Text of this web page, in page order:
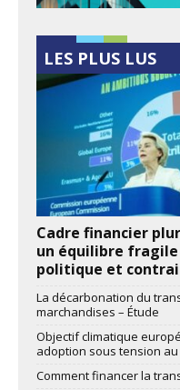
LES PLUS LUS
Cadre financier
un équilibre
politique et
La décarbonation du
marchandises – Étude
Objectif climatique
adoption sous tension au
Comment financer la